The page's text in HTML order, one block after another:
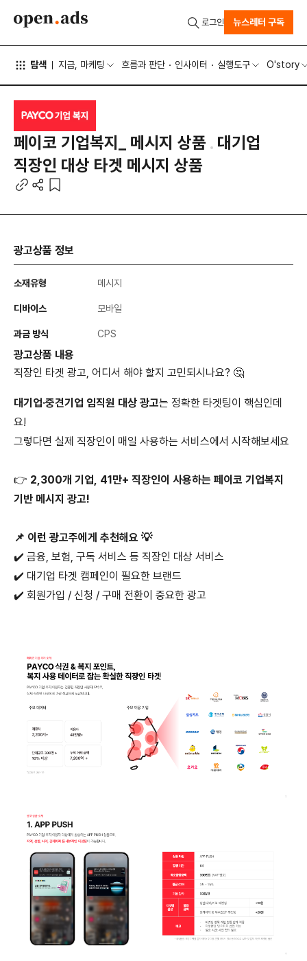
탐색 지금, 마케팅 흐름과 판단 인사이터 실행도구 O'story
로그인 뉴스레터 구독
페이코 기업복지_ 메시지 상품
대기업
직장인 대상 타겟 메시지 상품
광고상품 정보
소재유형 메시지
디바이스 모바일
과금 방식 CPS
광고상품 내용
직장인 타겟 광고, 어디서 해야 할지 고민되시나요? 🤔
대기업·중견기업 임직원 대상 광고는 정확한 타겟팅이 핵심인데
요!
그렇다면 실제 직장인이 매일 사용하는 서비스에서 시작해보세요
👉 2,300개 기업, 41만+ 직장인이 사용하는 페이코 기업복지
기반 메시지 광고!
📌 이런 광고주에게 추천해요 💡
✔️ 금융, 보험, 구독 서비스 등 직장인 대상 서비스
✔️ 대기업 타겟 캠페인이 필요한 브랜드
✔️ 회원가입 / 신청 / 구매 전환이 중요한 광고